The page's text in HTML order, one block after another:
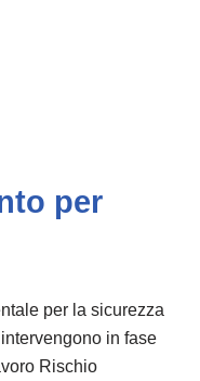
per
per la sicurezza
in fase
Rischio